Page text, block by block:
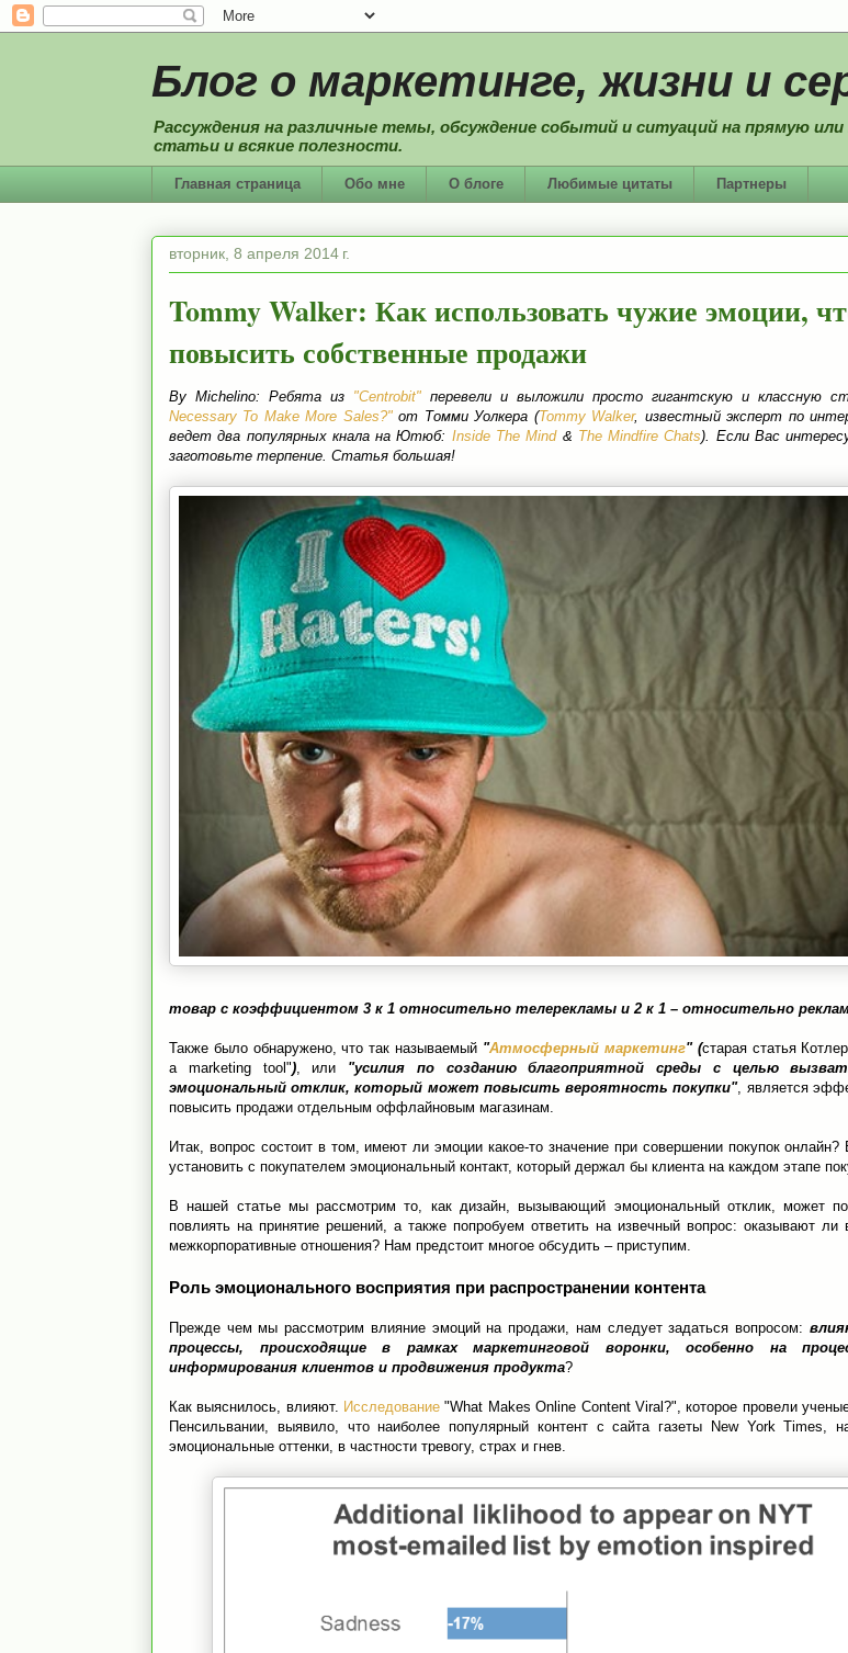
Блог о маркетинге, жизни и
Рассуждения на различные темы, обсуждение событий и ситуаций на прямую
статьи и всякие полезности.
Главная страница Обо мне О блоге Любимые цитаты Партнеры
вторник, 8 апреля 2014 г.
Tommy Walker: Как использовать чужие эмоции,
повысить собственные продажи
By Michelino: Ребята из "Centrobit" перевели и выложили просто гигантскую и классную
Necessary To Make More Sales?"от Томми Уолкера (Tommy Walker, известный эксперт по
ведет два популярных кнала на Ютюб: Inside The Mind& The Mindfire Chats). Если Вас
заготовьте терпение. Статья большая!
товар с коэффициентом 3 к 1 относительно телерекламы и 2 к 1 – относительно
Также было обнаружено, что так называемый "Атмосферный маркетинг" (старая статья
a marketing tool"), или "усилия по созданию благоприятной среды с целью
эмоциональный отклик, который может повысить вероятность покупки", является
повысить продажи отдельным оффлайновым магазинам.
Итак, вопрос состоит в том, имеют ли эмоции какое-то значение при совершении покупок
установить с покупателем эмоциональный контакт, который держал бы клиента на каждом этапе
В нашей статье мы рассмотрим то, как дизайн, вызывающий эмоциональный отклик, может
повлиять на принятие решений, а также попробуем ответить на извечный вопрос: оказывают ли
межкорпоративные отношения? Нам предстоит многое обсудить – приступим.
Роль эмоционального восприятия при распространении контента
Прежде чем мы рассмотрим влияние эмоций на продажи, нам следует задаться вопросом:
процессы, происходящие в рамках маркетинговой воронки, особенно на
информирования клиентов и продвижения продукта?
Как выяснилось, влияют. Исследование "What Makes Online Content Viral?", которое провели
Пенсильвании, выявило, что наиболее популярный контент c сайта газеты New York Times,
эмоциональные оттенки, в частности тревогу, страх и гнев.